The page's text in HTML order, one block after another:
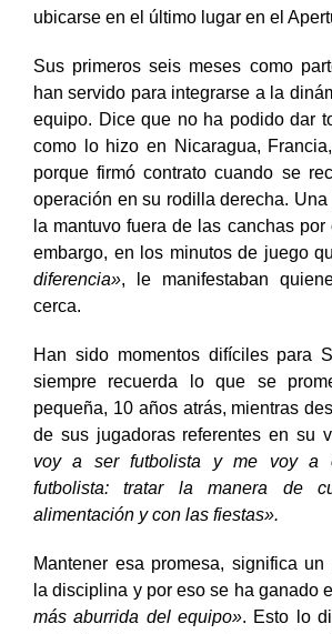
club no tuvo buenos resultados el
ubicarse en el último lugar en el
Sus primeros seis meses como
han servido para integrarse a la
equipo. Dice que no ha podido dar
como lo hizo en Nicaragua,
porque firmó contrato cuando se
operación en su rodilla derecha.
la mantuvo fuera de las canchas por
embargo, en los minutos de juego
diferencia»
cerca.
Han sido momentos difíciles para
siempre recuerda lo que se
pequeña, 10 años atrás, mientras
de sus jugadoras referentes en su
voy a ser futbolista y me voy a
futbolista: tratar la manera de
alimentación y con las fiestas».
Mantener esa promesa, significa un
la disciplina y por eso se ha ganado